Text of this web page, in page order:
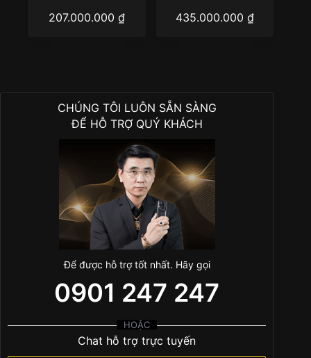
33mm
207.000.000 ₫
435.000.000 ₫
CHÚNG TÔI LUÔN SẴN SÀNG
ĐỂ HỖ TRỢ QUÝ KHÁCH
Để được hỗ trợ tốt nhất. Hãy gọi
0901 247 247
HOẶC
Chat hỗ trợ trực tuyến